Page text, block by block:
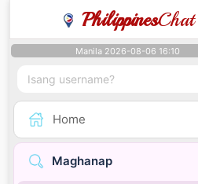
PhilippinesChat
Manila 2026-08-06 16:10
Home
Maghanap